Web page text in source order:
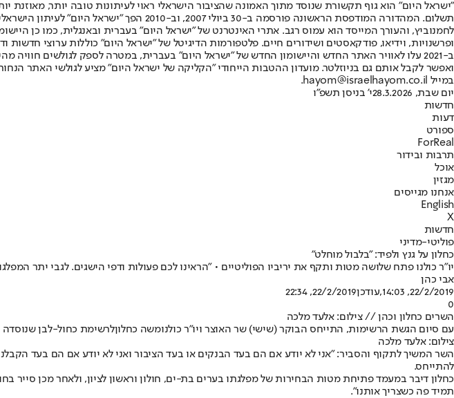
"ישראל היום" הוא גוף תקשורת שנוסד מתוך האמונה שהציבור הישראלי ראוי לעיתונות טובה יותר, מאוזנת
תשלום. המהדורה המודפסת הראשונה פורסמה ב-30
ופרשנויות, וידיאו, פודקאסטים ושידורים חיים. פלטפורמות הדיגיטל של "ישראל היום" כוללות ערוצי חדשות
ב-2021 עלו לאוויר האתר החדש והיישומון החדש של "ישראל היום" בעברית, במטרה לספק לגולשים
ואפשר לקבל אותם גם בניוזלטר. מועדון ההטבות הייחודי "הקליקה של ישראל היום" מציע לגולשי האתר
במייל hayom@israelhayom.co.il.
יום שבת, 28.3.2026
י' בניסן תשפ"ו
חדשות
דעות
ספורט
ForReal
תרבות ובידור
אוכל
מגזין
אנחנו מגייסים
English
X
חדשות
פוליטי-מדיני
כחלון על גנץ ולפיד: "בלבול מוחלט"
יו"ר כולנו פתח שלושה מטות ותקף את יריביו הפוליטיים • "הראינו לכם פעולות ודפי הישגים. לגבי יתר
אבי כהן
22/2/2019, 14:03
,עודכן22/2/2019, 22:34
0
השרים כחלון וכהן // צילום: אלעד מלכה
עם סיום הגשת הרשימות, התייחס הבוקר (שישי) שר האוצר ויו"ר כולנומשה כחלוןלרשימת כחול-לבן
צילום: אלעד מלכה
השר המשיך לתקוף והסביר: "אני לא יודע אם הם בעד הבנקים או בעד הציבור ואני לא יודע אם הם בעד
להתייחס.
כחלון דיבר במעמד פתיחת מטות הבחירות של מפלגתו בערים בת-ים, חולון וראשון לציון, ולאחר מכן סייר
תמיד פה כשצריך אותנו".